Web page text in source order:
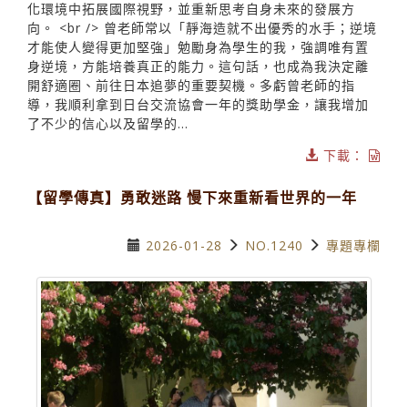
化環境中拓展國際視野，並重新思考自身未來的發展方
向。 <br /> 曾老師常以「靜海造就不出優秀的水手；逆境
才能使人變得更加堅強」勉勵身為學生的我，強調唯有置
身逆境，方能培養真正的能力。這句話，也成為我決定離
開舒適圈、前往日本追夢的重要契機。多虧曾老師的指
導，我順利拿到日台交流協會一年的獎助學金，讓我增加
了不少的信心以及留學的...
下載：
【留學傳真】勇敢迷路 慢下來重新看世界的一年
2026-01-28 NO.1240 專題專欄